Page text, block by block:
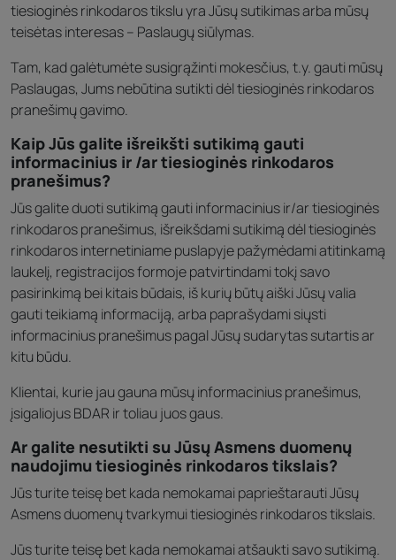
tiesioginės rinkodaros tikslu yra Jūsų sutikimas arba mūsų
teisėtas interesas – Paslaugų siūlymas.
Tam, kad galėtumėte susigrąžinti mokesčius, t.y. gauti mūsų
Paslaugas, Jums nebūtina sutikti dėl tiesioginės rinkodaros
pranešimų gavimo.
Kaip Jūs galite išreikšti sutikimą gauti
informacinius ir /ar tiesioginės rinkodaros
pranešimus?
Jūs galite duoti sutikimą gauti informacinius ir/ar tiesioginės
rinkodaros pranešimus, išreikšdami sutikimą dėl tiesioginės
rinkodaros internetiniame puslapyje pažymėdami atitinkamą
laukelį, registracijos formoje patvirtindami tokį savo
pasirinkimą bei kitais būdais, iš kurių būtų aiški Jūsų valia
gauti teikiamą informaciją, arba paprašydami siųsti
informacinius pranešimus pagal Jūsų sudarytas sutartis ar
kitu būdu.
Klientai, kurie jau gauna mūsų informacinius pranešimus,
įsigaliojus BDAR ir toliau juos gaus.
Ar galite nesutikti su Jūsų Asmens duomenų
naudojimu tiesioginės rinkodaros tikslais?
Jūs turite teisę bet kada nemokamai paprieštarauti Jūsų
Asmens duomenų tvarkymui tiesioginės rinkodaros tikslais.
Jūs turite teisę bet kada nemokamai atšaukti savo sutikimą.